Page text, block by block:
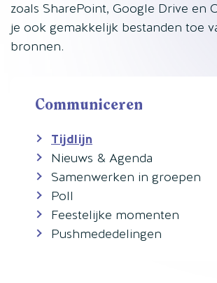
zoals SharePoint, Google Drive en
je ook gemakkelijk bestanden toe
bronnen.
Communiceren
Tijdlijn
Nieuws & Agenda
Samenwerken in groepen
Poll
Feestelijke momenten
Pushmededelingen